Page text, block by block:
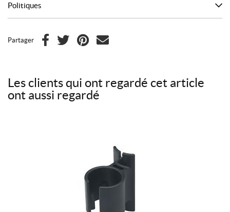
Politiques
Partager
F
e
b
T
t
t
P
t
e
C
r
r
Les clients qui ont regardé cet article
ont aussi regardé